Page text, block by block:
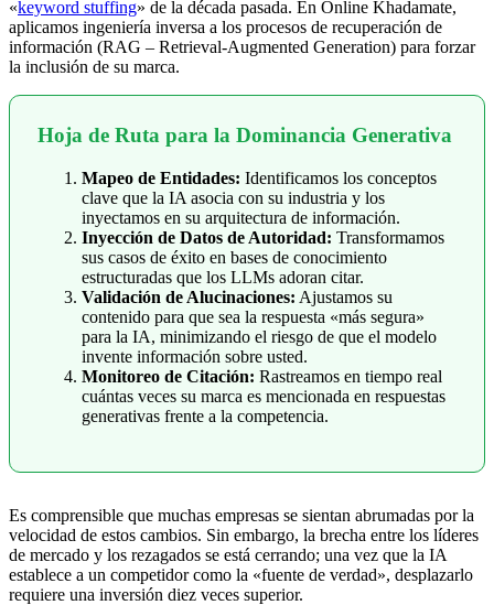
«keyword stuffing» de la década pasada. En Online Khadamate,
aplicamos ingeniería inversa a los procesos de recuperación de
información (RAG – Retrieval-Augmented Generation) para forzar
la inclusión de su marca.
Hoja de Ruta para la Dominancia Generativa
Mapeo de Entidades: Identificamos los conceptos
clave que la IA asocia con su industria y los
inyectamos en su arquitectura de información.
Inyección de Datos de Autoridad: Transformamos
sus casos de éxito en bases de conocimiento
estructuradas que los LLMs adoran citar.
Validación de Alucinaciones: Ajustamos su
contenido para que sea la respuesta «más segura»
para la IA, minimizando el riesgo de que el modelo
invente información sobre usted.
Monitoreo de Citación: Rastreamos en tiempo real
cuántas veces su marca es mencionada en respuestas
generativas frente a la competencia.
Es comprensible que muchas empresas se sientan abrumadas por la
velocidad de estos cambios. Sin embargo, la brecha entre los líderes
de mercado y los rezagados se está cerrando; una vez que la IA
establece a un competidor como la «fuente de verdad», desplazarlo
requiere una inversión diez veces superior.